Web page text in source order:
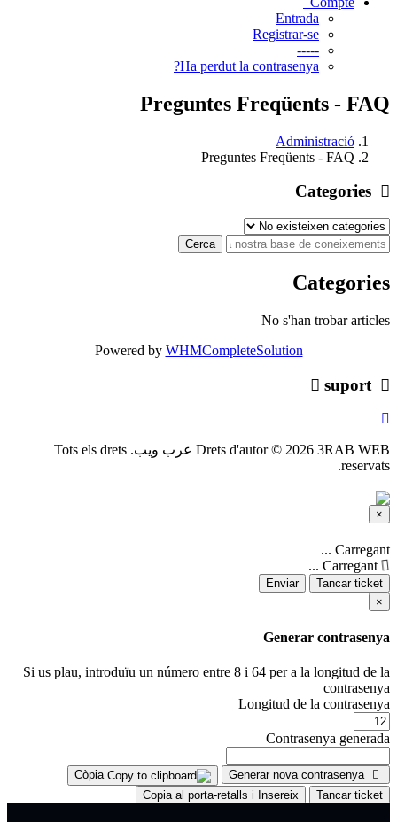
Entrada
Registrar-se
-----
Ha perdut la contrasenya?
Preguntes Freqüents - FAQ
Administració
Preguntes Freqüents - FAQ
Categories
No s'han trobar articles
Powered by WHMCompleteSolution
Drets d'autor © 2026 3RAB WEB عرب ويب. Tots els drets
reservats.
×
Tancar
Carregant ...
Tancar ticket
Enviar
×
Generar contrasenya
Si us plau, introduïu un número entre 8 i 64 per a la longitud de la
contrasenya
Longitud de la contrasenya
Contrasenya generada
Generar nova contrasenya
Còpia
Tancar ticket
Copia al porta-retalls i Insereix